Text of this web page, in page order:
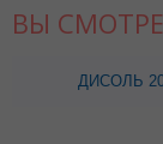
ВЫ
ДИСОЛЬ